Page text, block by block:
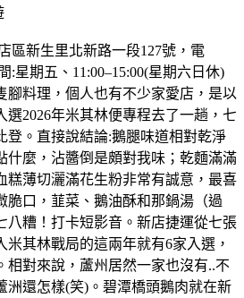
區新生里北新路一段127號，電
:星期五、11:00–15:00(星期六日休)
腳料理，個人也有不少家愛店，是以
選2026年米其林便專程去了一趟，七
登。直接說結論:鵝腿味道相對乾淨
什麼，沾醬倒是頗對我味；乾麵滿滿
糕薄切灑滿花生粉非常有誠意，最喜
脆口，韮菜、鵝油酥和那鍋湯（過
八糟！打卡短影音。新店捷運從七張
米其林戰局的這兩年就有6家入選，
相對來說，蘆州居然一家也沒有..不
洲還怎樣(笑)。碧潭橋頭鵝肉就在新